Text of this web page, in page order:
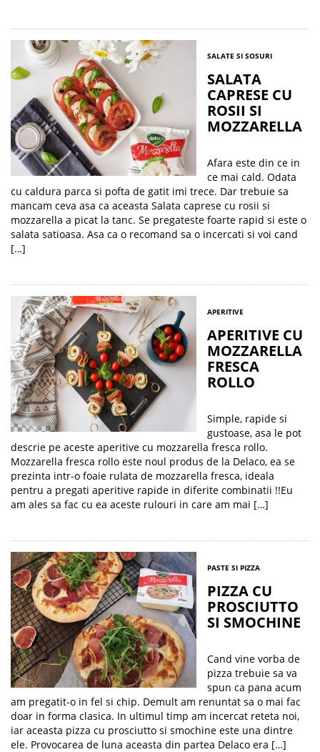
SALATE SI SOSURI
SALATA
CAPRESE CU
ROSII SI
MOZZARELLA
Afara este din ce in
ce mai cald. Odata
cu caldura parca si pofta de gatit imi trece. Dar trebuie sa
mancam ceva asa ca aceasta Salata caprese cu rosii si
mozzarella a picat la tanc. Se pregateste foarte rapid si este o
salata satioasa. Asa ca o recomand sa o incercati si voi cand
[…]
APERITIVE
APERITIVE CU
MOZZARELLA
FRESCA
ROLLO
Simple, rapide si
gustoase, asa le pot
descrie pe aceste aperitive cu mozzarella fresca rollo.
Mozzarella fresca rollo este noul produs de la Delaco, ea se
prezinta intr-o foaie rulata de mozzarella fresca, ideala
pentru a pregati aperitive rapide in diferite combinatii !!Eu
am ales sa fac cu ea aceste rulouri in care am mai […]
PASTE SI PIZZA
PIZZA CU
PROSCIUTTO
SI SMOCHINE
Cand vine vorba de
pizza trebuie sa va
spun ca pana acum
am pregatit-o in fel si chip. Demult am renuntat sa o mai fac
doar in forma clasica. In ultimul timp am incercat reteta noi,
iar aceasta pizza cu prosciutto si smochine este una dintre
ele. Provocarea de luna aceasta din partea Delaco era […]